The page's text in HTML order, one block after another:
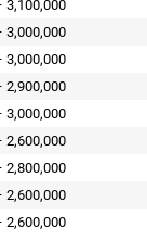
3,100,000
3,000,000
3,000,000
2,900,000
3,000,000
2,600,000
2,800,000
2,600,000
2,600,000